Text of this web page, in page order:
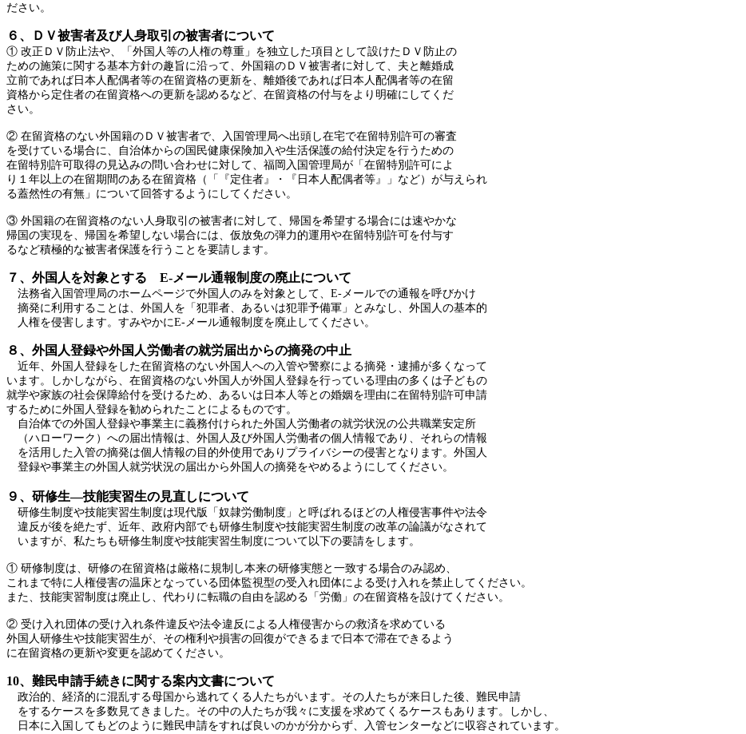
ださい。
６、ＤＶ被害者及び人身取引の被害者について
① 改正ＤＶ防止法や、「外国人等の人権の尊重」を独立した項目として設けたＤＶ防止の
ための施策に関する基本方針の趣旨に沿って、外国籍のＤＶ被害者に対して、夫と離婚成
立前であれば日本人配偶者等の在留資格の更新を、離婚後であれば日本人配偶者等の在留
資格から定住者の在留資格への更新を認めるなど、在留資格の付与をより明確にしてくだ
さい。
② 在留資格のない外国籍のＤＶ被害者で、入国管理局へ出頭し在宅で在留特別許可の審査
を受けている場合に、自治体からの国民健康保険加入や生活保護の給付決定を行うための
在留特別許可取得の見込みの問い合わせに対して、福岡入国管理局が「在留特別許可によ
り１年以上の在留期間のある在留資格（「『定住者』・『日本人配偶者等』」など）が与えられ
る蓋然性の有無」について回答するようにしてください。
③ 外国籍の在留資格のない人身取引の被害者に対して、帰国を希望する場合には速やかな
帰国の実現を、帰国を希望しない場合には、仮放免の弾力的運用や在留特別許可を付与す
るなど積極的な被害者保護を行うことを要請します。
７、外国人を対象とする E-メール通報制度の廃止について
法務省入国管理局のホームページで外国人のみを対象として、 E-メールでの通報を呼びかけ
摘発に利用することは、外国人を「犯罪者、あるいは犯罪予備軍」とみなし、外国人の基本的
人権を侵害します。すみやかにE-メール通報制度を廃止してください。
８、外国人登録や外国人労働者の就労届出からの摘発の中止
近年、外国人登録をした在留資格のない外国人への入管や警察による摘発・逮捕が多くなって
います。しかしながら、在留資格のない外国人が外国人登録を行っている理由の多くは子どもの
就学や家族の社会保障給付を受けるため、あるいは日本人等との婚姻を理由に在留特別許可申請
するために外国人登録を勧められたことによるものです。
自治体での外国人登録や事業主に義務付けられた外国人労働者の就労状況の公共職業安定所
（ハローワーク）への届出情報は、外国人及び外国人労働者の個人情報であり、それらの情報
を活用した入管の摘発は個人情報の目的外使用でありプライバシーの侵害となります。外国人
登録や事業主の外国人就労状況の届出から外国人の摘発をやめるようにしてください。
９、研修生―技能実習生の見直しについて
研修生制度や技能実習生制度は現代版「奴隷労働制度」と呼ばれるほどの人権侵害事件や法令
違反が後を絶たず、近年、政府内部でも研修生制度や技能実習生制度の改革の論議がなされて
いますが、私たちも研修生制度や技能実習生制度について以下の要請をします。
① 研修制度は、研修の在留資格は厳格に規制し本来の研修実態と一致する場合のみ認め、
これまで特に人権侵害の温床となっている団体監視型の受入れ団体による受け入れを禁止してください。
また、技能実習制度は廃止し、代わりに転職の自由を認める「労働」の在留資格を設けてください。
② 受け入れ団体の受け入れ条件違反や法令違反による人権侵害からの救済を求めている
外国人研修生や技能実習生が、その権利や損害の回復ができるまで日本で滞在できるよう
に在留資格の更新や変更を認めてください。
10、難民申請手続きに関する案内文書について
政治的、経済的に混乱する母国から逃れてくる人たちがいます。その人たちが来日した後、難民申請
をするケースを多数見てきました。その中の人たちが我々に支援を求めてくるケースもあります。しかし、
日本に入国してもどのように難民申請をすれば良いのかが分からず、入管センターなどに収容されています。